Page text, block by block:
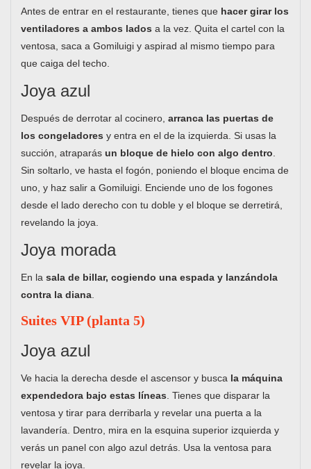
Antes de entrar en el restaurante, tienes que hacer girar los
ventiladores a ambos lados a la vez. Quita el cartel con la
ventosa, saca a Gomiluigi y aspirad al mismo tiempo para
que caiga del techo.
Joya azul
Después de derrotar al cocinero, arranca las puertas de
los congeladores y entra en el de la izquierda. Si usas la
succión, atraparás un bloque de hielo con algo dentro
Sin soltarlo, ve hasta el fogón, poniendo el bloque encima de
uno, y haz salir a Gomiluigi. Enciende uno de los fogones
desde el lado derecho con tu doble y el bloque se derretirá,
revelando la joya.
Joya morada
En la sala de billar, cogiendo una espada y lanzándola
contra la diana
Suites VIP (planta 5)
Joya azul
Ve hacia la derecha desde el ascensor y busca la máquina
expendedora bajo estas líneas . Tienes que disparar la
ventosa y tirar para derribarla y revelar una puerta a la
lavandería. Dentro, mira en la esquina superior izquierda y
verás un panel con algo azul detrás. Usa la ventosa para
revelar la joya.